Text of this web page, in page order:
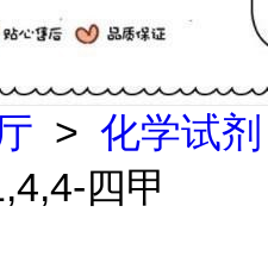
> 化学试剂
四甲